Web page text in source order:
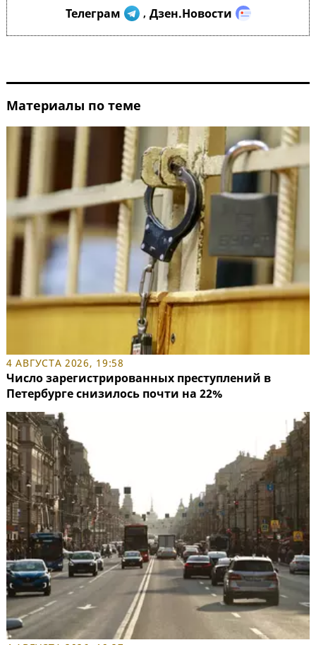
Телеграм , Дзен.Новости
Материалы по теме
4 АВГУСТА 2026, 19:58
Число зарегистрированных преступлений в
Петербурге снизилось почти на 22%